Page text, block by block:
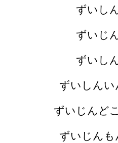
ずいし
ずいじ
ずいし
ずいしんい
ずいじんど
ずいじんも